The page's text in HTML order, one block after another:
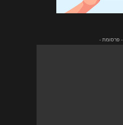
- פרסומת -